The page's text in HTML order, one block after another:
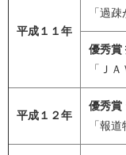
平成１１年
「過
優秀賞
「Ｊ
平成１２年
優秀賞
「報